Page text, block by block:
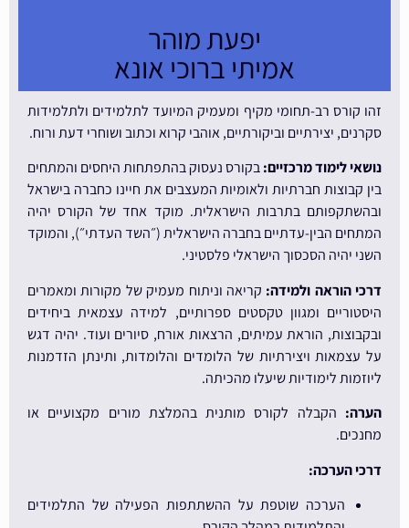
יפעת מוהר
אמיתי ברוכי אונא
זהו קורס רב-תחומי מקיף ומעמיק המיועד לתלמידים ולתלמידות
סקרנים, יצירתיים וביקורתיים, אוהבי קרוא וכתוב ושוחרי דעת ורוח.
נושאי לימוד מרכזיים:בקורס נעסוק בהתפתחות היחסים והמתחים
בין קבוצות חברתיות ולאומיות המעצבים את חיינו כחברה בישראל
ובהשתקפותם בתרבות הישראלית. מוקד אחד של הקורס יהיה
המתחים הבין-עדתיים בחברה הישראלית (״השד העדתי״), והמוקד
השני יהיה הסכסוך הישראלי פלסטיני.
דרכי הוראה ולמידה: קריאה וניתוח מעמיק של מקורות ומאמרים
היסטוריים ומגוון טקסטים ספרותיים, למידה עצמאית ביחידים
ובקבוצות, הוראת עמיתים, הרצאות אורח, סיורים ועוד. יהיה דגש
על עצמאות ויצירתיות של הלומדים והלומדות, ותינתן הזדמנות
ליוזמות לימודיות שיעלו מהכיתה.
הערה: הקבלה לקורס מותנית בהמלצת מורים מקצועיים או
מחנכים.
דרכי הערכה:
הערכה שוטפת על ההשתתפות הפעילה של התלמידים